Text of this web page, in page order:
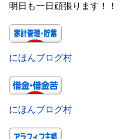
明日も一日頑張ります！！
にほんブログ村
にほんブログ村